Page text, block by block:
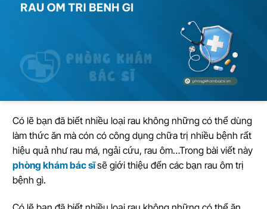
Có lẽ bạn đã biết nhiều loại rau không những có thể dùng
làm thức ăn mà cón có công dụng chữa trị nhiều bệnh rất
hiệu quả như rau má, ngải cứu, rau ôm…Trong bài viết này
phòng khám bác sĩsẽ giới thiệu đến các bạn rau ôm trị
bệnh gì.